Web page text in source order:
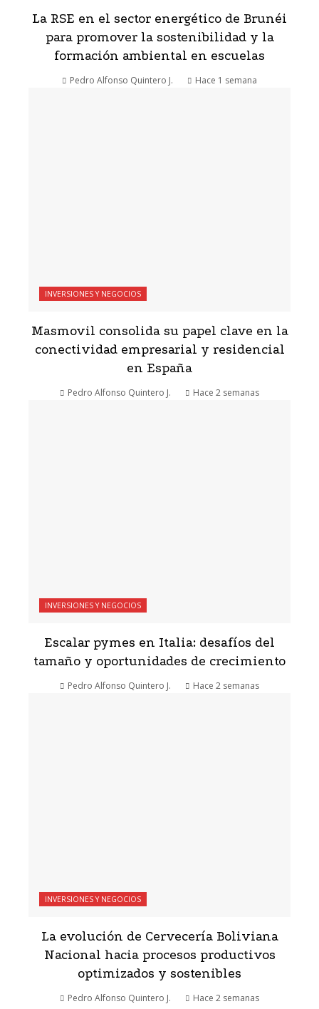
La RSE en el sector energético de Brunéi
para promover la sostenibilidad y la
formación ambiental en escuelas
Pedro Alfonso Quintero J. Hace 1 semana
INVERSIONES Y NEGOCIOS
Masmovil consolida su papel clave en la
conectividad empresarial y residencial
en España
Pedro Alfonso Quintero J. Hace 2 semanas
INVERSIONES Y NEGOCIOS
Escalar pymes en Italia: desafíos del
tamaño y oportunidades de crecimiento
Pedro Alfonso Quintero J. Hace 2 semanas
INVERSIONES Y NEGOCIOS
La evolución de Cervecería Boliviana
Nacional hacia procesos productivos
optimizados y sostenibles
Pedro Alfonso Quintero J. Hace 2 semanas